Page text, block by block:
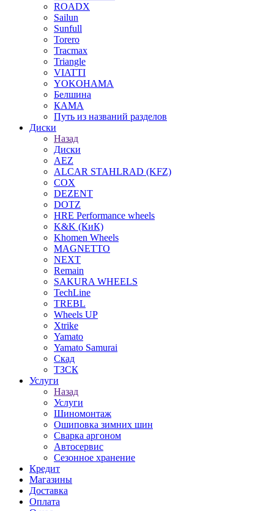
ROADX
Sailun
Sunfull
Torero
Tracmax
Triangle
VIATTI
YOKOHAMA
Белшина
КАМА
Путь из названий разделов
Диски
Назад
Диски
AEZ
ALCAR STAHLRAD (KFZ)
COX
DEZENT
DOTZ
HRE Performance wheels
K&K (КиК)
Khomen Wheels
MAGNETTO
NEXT
Remain
SAKURA WHEELS
TechLine
TREBL
Wheels UP
Xtrike
Yamato
Yamato Samurai
Скад
ТЗСК
Услуги
Назад
Услуги
Шиномонтаж
Ошиповка зимних шин
Сварка аргоном
Автосервис
Сезонное хранение
Кредит
Магазины
Доставка
Оплата